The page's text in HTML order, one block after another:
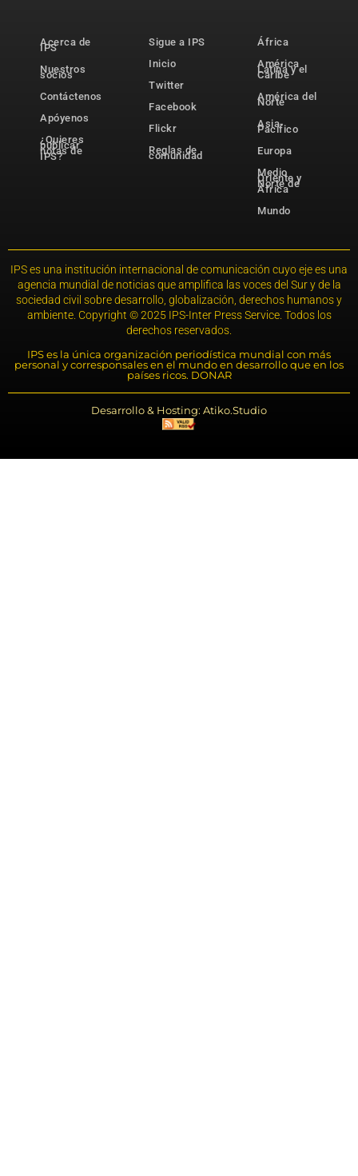
Acerca de
IPS
Nuestros
socios
Contáctenos
Apóyenos
¿Quieres
publicar
notas de
IPS?
Sigue a IPS
Inicio
Twitter
Facebook
Flickr
Reglas de
comunidad
África
América
Latina y el
Caribe
América del
Norte
Asia-
Pacífico
Europa
Medio
Oriente y
Norte de
África
Mundo
IPS es una institución internacional de comunicación cuyo eje es una
agencia mundial de noticias que amplifica las voces del Sur y de la
sociedad civil sobre desarrollo, globalización, derechos humanos y
ambiente. Copyright © 2025 IPS-Inter Press Service. Todos los
derechos reservados.
IPS es la única organización periodística mundial con más
personal y corresponsales en el mundo en desarrollo que en los
países ricos. DONAR
Desarrollo & Hosting: Atiko.Studio